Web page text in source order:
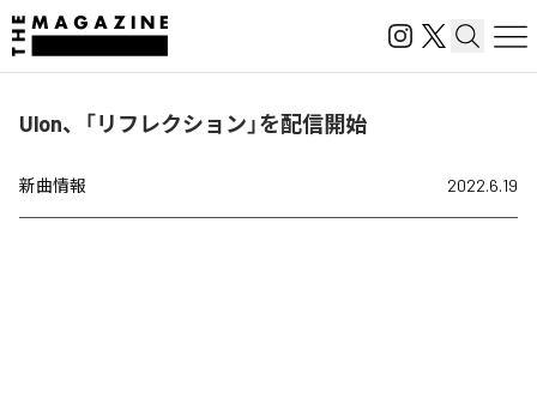
Ulon、「リフレクション」を配信開始
新曲情報 2022.6.19